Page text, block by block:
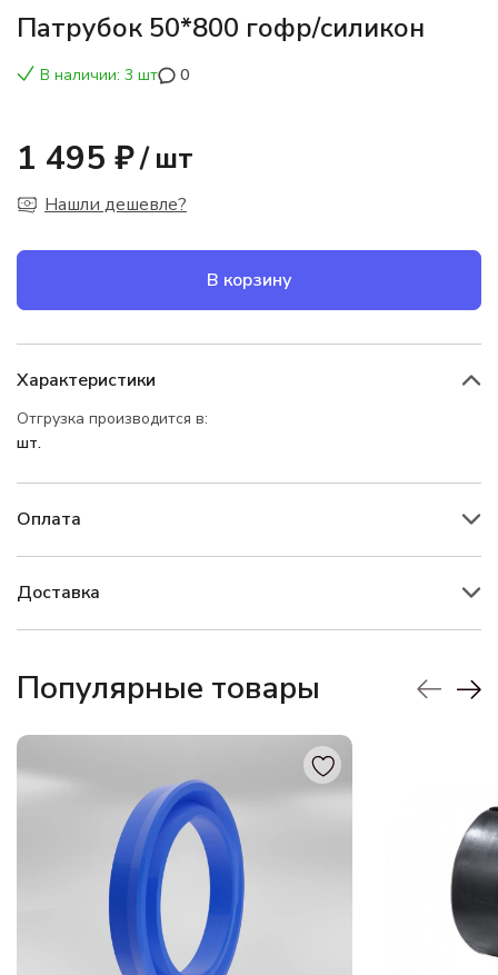
Патрубок 50*800 гофр/силикон
В наличии: 3 шт 0
1 495 ₽/ шт
Нашли дешевле?
В корзину
Характеристики
Отгрузка производится в:
шт.
Оплата
Доставка
Популярные товары